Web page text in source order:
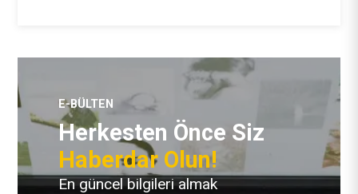
E-BÜLTEN
Herkesten Önce Siz
Haberdar Olun!
En güncel bilgileri almak